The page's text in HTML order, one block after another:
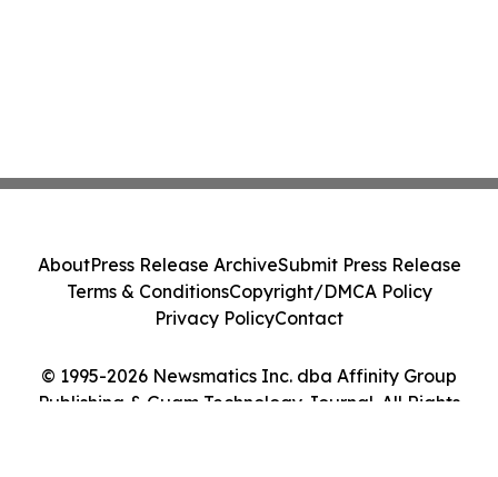
© 1995-2026 Newsmatics Inc. dba Affinity Group
Publishing & Guam Technology Journal. All Rights
AboutPress Release ArchiveSubmit Press Release
Terms & ConditionsCopyright/DMCA Policy
Privacy PolicyContact